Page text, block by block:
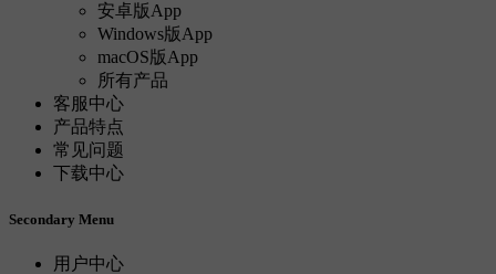
安卓版App
Windows版App
macOS版App
所有产品
客服中心
产品特点
常见问题
下载中心
Secondary Menu
用户中心